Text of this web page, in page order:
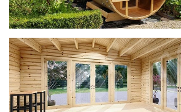
фотогалерея
БАНИ-